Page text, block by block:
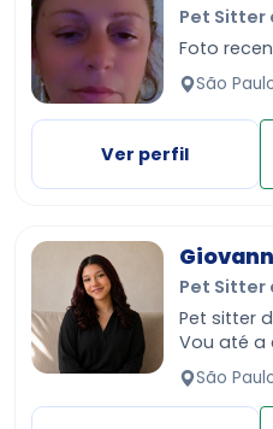
Pet Sitter
Foto
São
Ver perfil
Pet Sitter
Pet sitter
Vou até a
do pote/
e muito
São